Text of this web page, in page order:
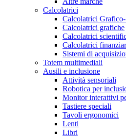
Calcolatrici
Calcolatrici
Calcolatrici grafiche
Calcolatrici
Calcolatrici
Sistemi di
Totem multimediali
Ausili e inclusione
Attività sensoriali
Robotica per
Monitor interattivi
Tastiere speciali
Tavoli ergonomici
Lenti
Libri